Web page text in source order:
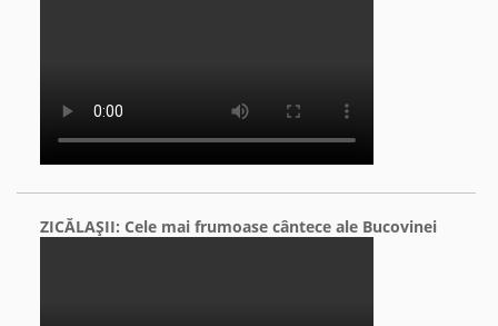
ZICĂLAŞII: Cele mai frumoase cântece ale Bucovinei